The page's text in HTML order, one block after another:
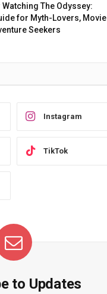
The Odyssey:
for Myth-Lovers, Movie
Seekers
Instagram
TikTok
to Updates